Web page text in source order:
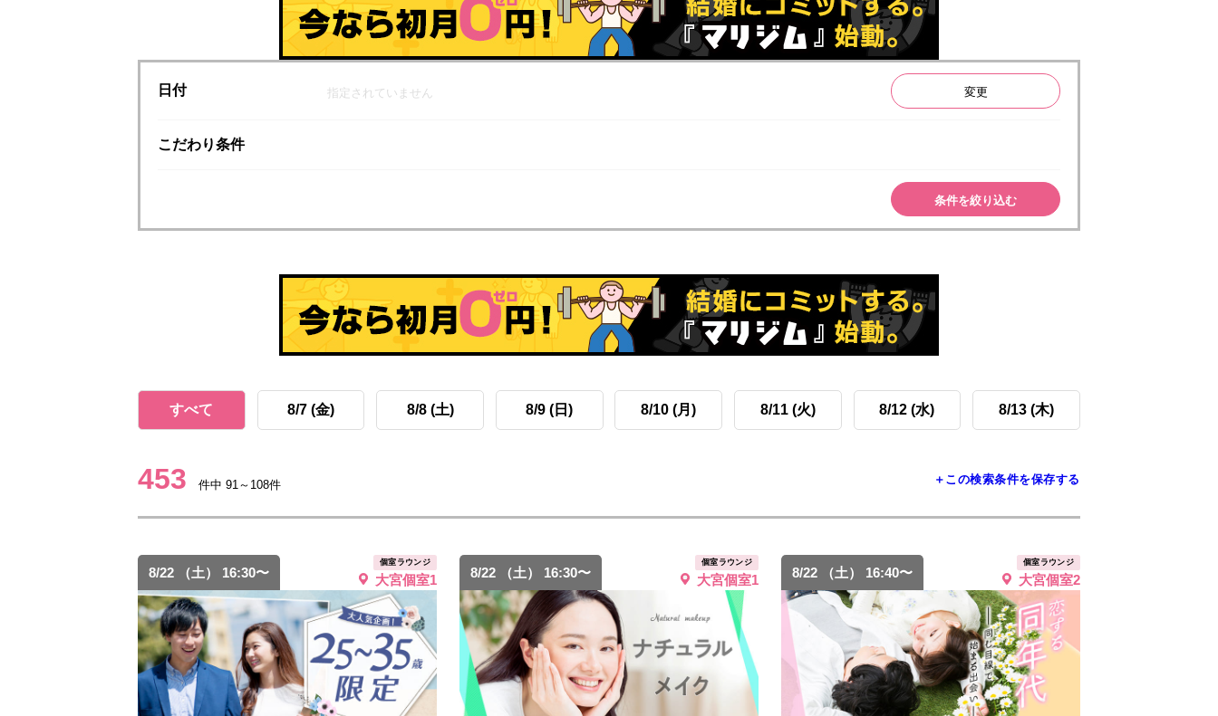
日付 指定されていません 変更
こだわり条件
条件を絞り込む
すべて 8/7 (金) 8/8 (土) 8/9 (日) 8/10 (月) 8/11 (火) 8/12 (水) 8/13 (木)
453 件中 91～108件 ＋この検索条件を保存する
8/22 （土） 16:30〜
個室ラウンジ
大宮個室1 8/22 （土） 16:30〜
個室ラウンジ
大宮個室1 8/22 （土） 16:40〜
個室ラウンジ
大宮個室2